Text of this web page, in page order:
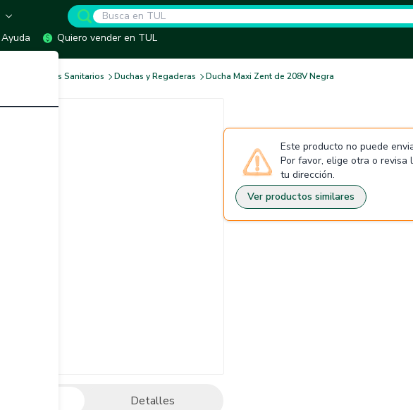
Ayuda Quiero vender en TUL
Equipos Sanitarios Duchas y Regaderas Ducha Maxi Zent de 208V Negra
Detalles
Este producto no puede
Por favor, elige otra o revisa
tu dirección.
Ver productos similares